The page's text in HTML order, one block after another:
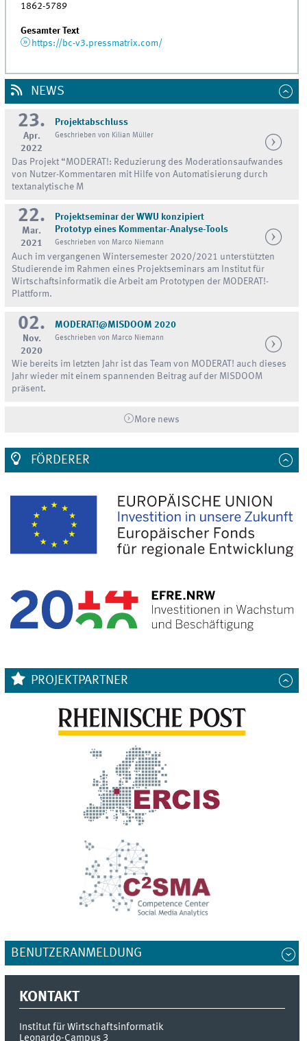
1862-5789
Gesamter Text
https://bc-v3.pressmatrix.com/
NEWS
23.
Apr.
2022
Projektabschluss
Geschrieben von Kilian Müller
Das Projekt “MODERAT!: Reduzierung des Moderationsaufwandes
von Nutzer-Kommentaren mit Hilfe von Automatisierung durch
textanalytische M
22.
Mar.
2021
Projektseminar der WWU konzipiert
Prototyp eines Kommentar-Analyse-Tools
Geschrieben von Marco Niemann
Auch im vergangenen Wintersemester 2020/2021 unterstützten
Studierende im Rahmen eines Projektseminars am Institut für
Wirtschaftsinformatik die Arbeit am Prototypen der MODERAT!-
Plattform.
02.
Nov.
2020
MODERAT!@MISDOOM 2020
Geschrieben von Marco Niemann
Wie bereits im letzten Jahr ist das Team von MODERAT! auch dieses
Jahr wieder mit einem spannenden Beitrag auf der MISDOOM
präsent.
More news
FÖRDERER
PROJEKTPARTNER
BENUTZERANMELDUNG
KONTAKT
Institut für Wirtschaftsinformatik
Leonardo-Campus 3